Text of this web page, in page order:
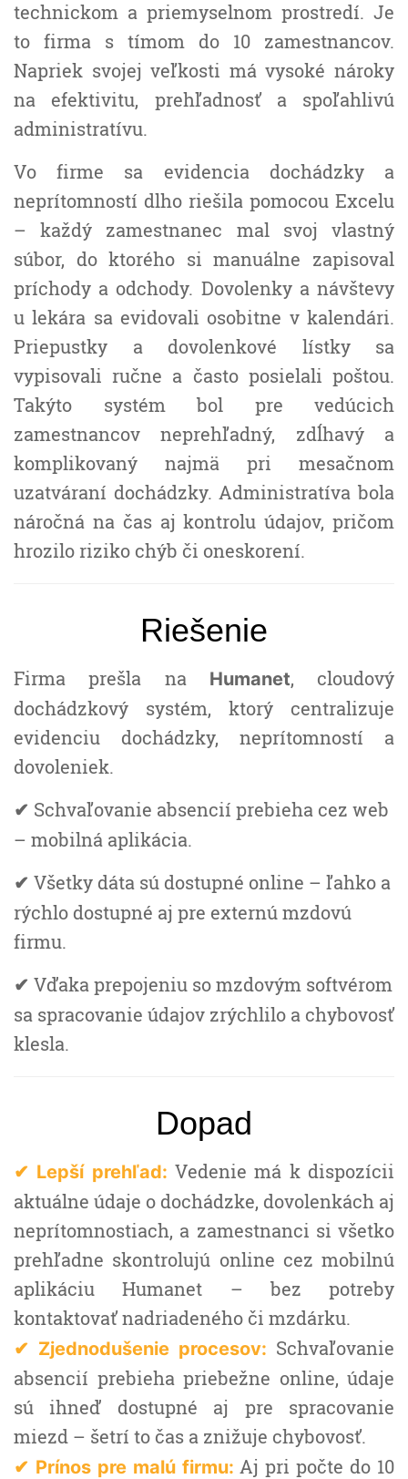
technickom a priemyselnom prostredí. Je
to firma s tímom do 10 zamestnancov.
Napriek svojej veľkosti má vysoké nároky
na efektivitu, prehľadnosť a spoľahlivú
administratívu.
Vo firme sa evidencia dochádzky a
neprítomností dlho riešila pomocou Excelu
– každý zamestnanec mal svoj vlastný
súbor, do ktorého si manuálne zapisoval
príchody a odchody. Dovolenky a návštevy
u lekára sa evidovali osobitne v kalendári.
Priepustky a dovolenkové lístky sa
vypisovali ručne a často posielali poštou.
Takýto systém bol pre vedúcich
zamestnancov neprehľadný, zdĺhavý a
komplikovaný najmä pri mesačnom
uzatváraní dochádzky. Administratíva bola
náročná na čas aj kontrolu údajov, pričom
hrozilo riziko chýb či oneskorení.
Riešenie
Firma prešla na Humanet, cloudový
dochádzkový systém, ktorý centralizuje
evidenciu dochádzky, neprítomností a
dovoleniek.
✔ Schvaľovanie absencií prebieha cez web
– mobilná aplikácia.
✔ Všetky dáta sú dostupné online – ľahko a
rýchlo dostupné aj pre externú mzdovú
firmu.
✔ Vďaka prepojeniu so mzdovým softvérom
sa spracovanie údajov zrýchlilo a chybovosť
klesla.
Dopad
✔ Lepší prehľad: Vedenie má k dispozícii
aktuálne údaje o dochádzke, dovolenkách aj
neprítomnostiach, a zamestnanci si všetko
prehľadne skontrolujú online cez mobilnú
aplikáciu Humanet – bez potreby
kontaktovať nadriadeného či mzdárku.
✔ Zjednodušenie procesov: Schvaľovanie
absencií prebieha priebežne online, údaje
sú ihneď dostupné aj pre spracovanie
miezd – šetrí to čas a znižuje chybovosť.
✔ Prínos pre malú firmu: Aj pri počte do 10